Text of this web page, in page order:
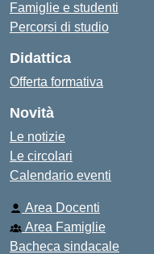
Famiglie e studenti
Percorsi di studio
Didattica
Offerta formativa
Novità
Le notizie
Le circolari
Calendario eventi
Area Docenti
Area Famiglie
Bacheca sindacale